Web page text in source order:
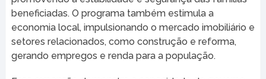
beneficiadas. O programa também estimula a
economia local, impulsionando o mercado imobiliário e
setores relacionados, como construção e reforma,
gerando empregos e renda para a população.